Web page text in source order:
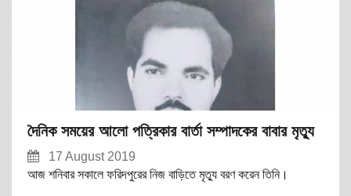
দৈনিক সময়ের আলো পত্রিকার বার্তা সম্পাদকের বাবার মৃত্যু
17 August 2019
আজ শনিবার সকালে ফরিদপুরের নিজ বাড়িতে মৃত্যু বরণ করেন তিনি।